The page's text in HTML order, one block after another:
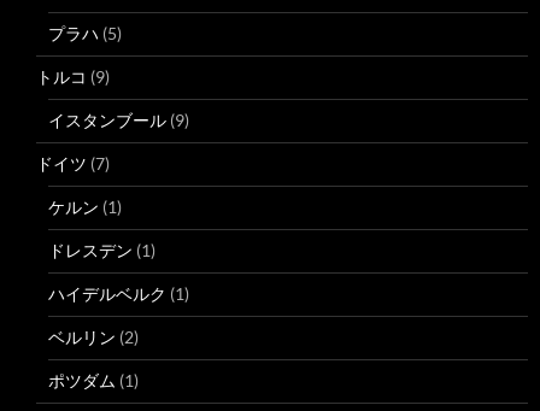
プラハ (5)
トルコ (9)
イスタンブール (9)
ドイツ (7)
ケルン (1)
ドレスデン (1)
ハイデルベルク (1)
ベルリン (2)
ポツダム (1)